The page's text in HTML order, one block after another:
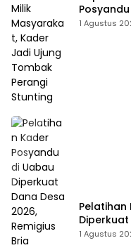
Ujung
1 Agustus
Pelatihan
Diperkuat
1 Agustus